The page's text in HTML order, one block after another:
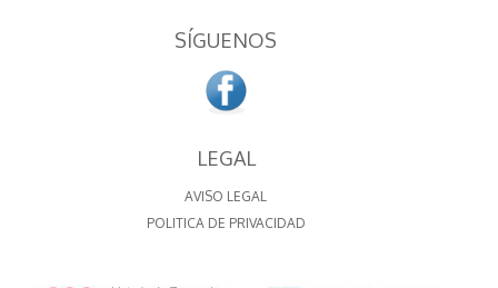
SÍGUENOS
LEGAL
AVISO LEGAL
POLITICA DE PRIVACIDAD